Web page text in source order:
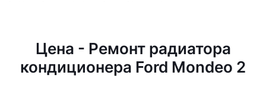
Цена - Ремонт радиатора
кондиционера Ford Mondeo 2